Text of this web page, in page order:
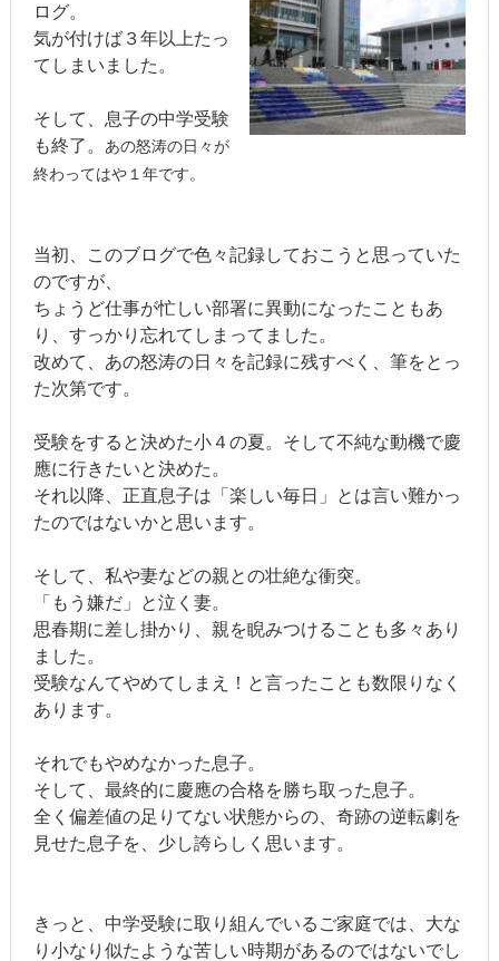
ログ。
気が付けば３年以上たっ
てしまいました。
そして、息子の中学受験
も終了。
あの怒涛の日々が
終わってはや１年です。
当初、このブログで色々記録しておこうと思っていた
のですが、
ちょうど仕事が忙しい部署に異動になったこともあ
り、すっかり忘れてしまってました。
改めて、あの怒涛の日々を記録に残すべく、筆をとっ
た次第です。
受験をすると決めた小４の夏。そして不純な動機で慶
應に行きたいと決めた。
それ以降、正直息子は「楽しい毎日」とは言い難かっ
たのではないかと思います。
そして、私や妻などの親との壮絶な衝突。
「もう嫌だ」と泣く妻。
思春期に差し掛かり、親を睨みつけることも多々あり
ました。
受験なんてやめてしまえ！と言ったことも数限りなく
あります。
それでもやめなかった息子。
そして、最終的に慶應の合格を勝ち取った息子。
全く偏差値の足りてない状態からの、奇跡の逆転劇を
見せた息子を、少し誇らしく思います。
きっと、中学受験に取り組んでいるご家庭では、大な
り小なり似たような苦しい時期があるのではないでし